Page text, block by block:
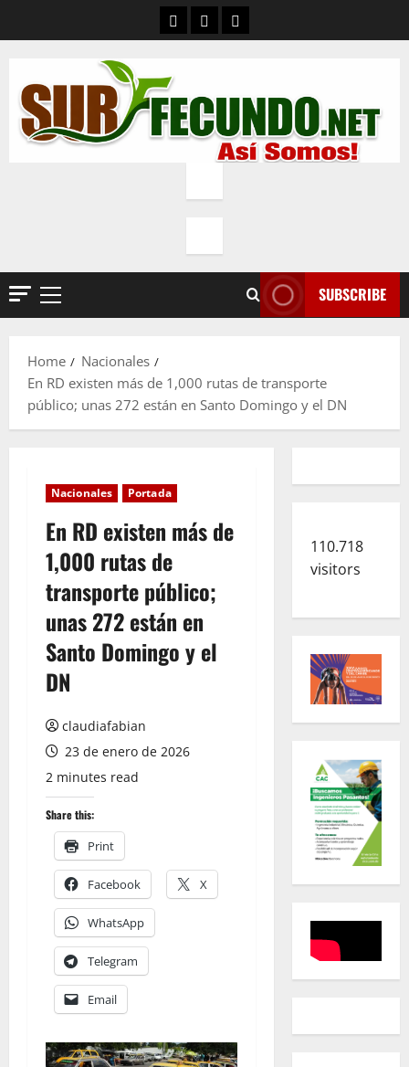
ContactoQuienes Somos
Política de privacidad
Primary
SUBSCRIBE
Home
Nacionales
En RD existen más de 1,000 rutas de transporte
público; unas 272 están en Santo Domingo y el DN
Nacionales Portada
En RD existen más de
1,000 rutas de
transporte público;
unas 272 están en
Santo Domingo y el
DN
claudiafabian
23 de enero de 2026
2 minutes read
Share this:
Print
Facebook X
WhatsApp
Telegram
Email
110.718
visitors